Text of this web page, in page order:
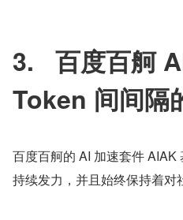
3.   百度百舸
Token 间间隔
百度百舸的 AI 加速套件 AIAK
持续发力，并且始终保持着对